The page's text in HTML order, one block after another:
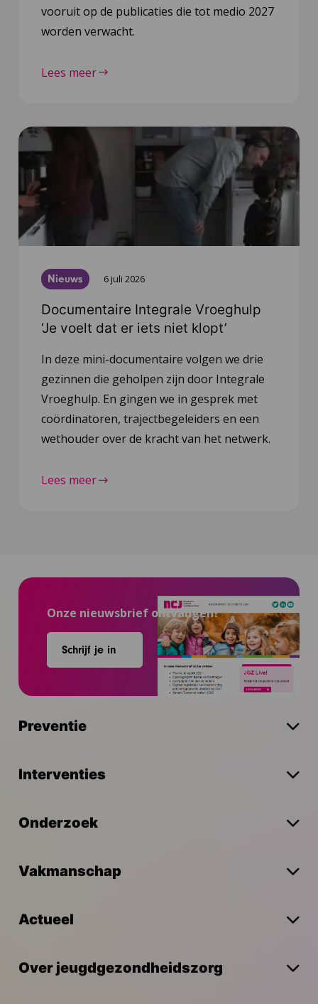
vooruit op de publicaties die tot medio 2027
worden verwacht.
Lees meer
Nieuws 6 juli 2026
Documentaire Integrale Vroeghulp
‘Je voelt dat er iets niet klopt’
In deze mini-documentaire volgen we drie
gezinnen die geholpen zijn door Integrale
Vroeghulp. En gingen we in gesprek met
coördinatoren, trajectbegeleiders en een
wethouder over de kracht van het netwerk.
Lees meer
Onze nieuwsbrief ontvangen?
Schrijf je in
Preventie
Interventies
Onderzoek
Vakmanschap
Actueel
Over jeugdgezondheidszorg